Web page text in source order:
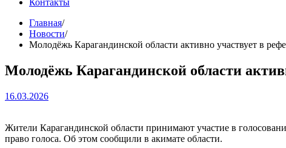
Контакты
Главная
Новости
Молодёжь Карагандинской области активно участвует в
Молодёжь Карагандинской области
16.03.2026
Жители Карагандинской области принимают участие в
право голоса. Об этом сообщили в акимате области.